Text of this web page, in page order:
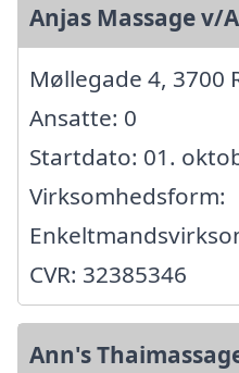
Anjas Massage v/
Møllegade 4, 3700
Ansatte: 0
Startdato: 01.
Virksomhedsform:
CVR: 32385346
Ann's